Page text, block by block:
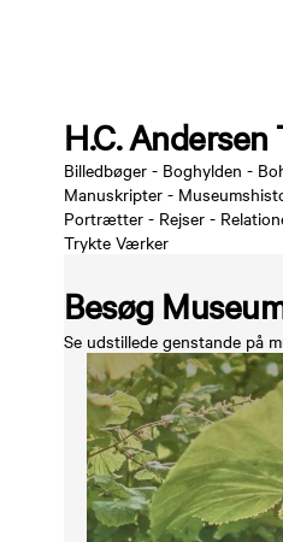
H.C. Andersen
Billedbøger - Boghylden -
Manuskripter -
Portrætter - Rejser -
Trykte Værker
Besøg
Se udstillede genstande på